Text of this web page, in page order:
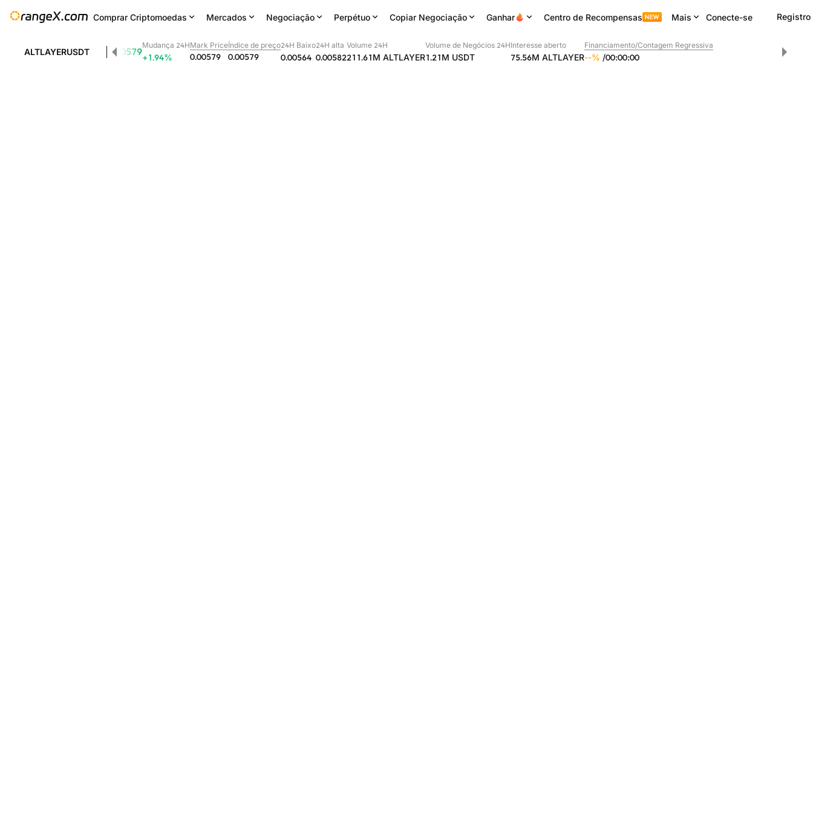
Comprar Criptomoedas Mercados Negociação Perpétuo Copiar Negociação Ganhar Centro de Recompensas Mais Conecte-se Registro
ALTLAYERUSDT 0.00579
Mudança 24H
+1.94%
Mark Price
0.00579
Índice de preço
0.00579
24H Baixo
0.00564
24H alta
0.00582
Volume 24H
211.61M ALTLAYER
Volume de Negócios 24H
1.21M USDT
Interesse aberto
75.56M ALTLAYER
Financiamento/Contagem Regressiva
--% /00:00:00